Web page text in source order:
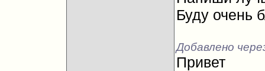
Буду очень
Добавлено
Привет